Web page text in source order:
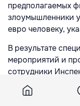
предполагаемых
злоумышленники
евро человеку,
В результате
мероприятий и
сотрудники
Управления
прокурорами